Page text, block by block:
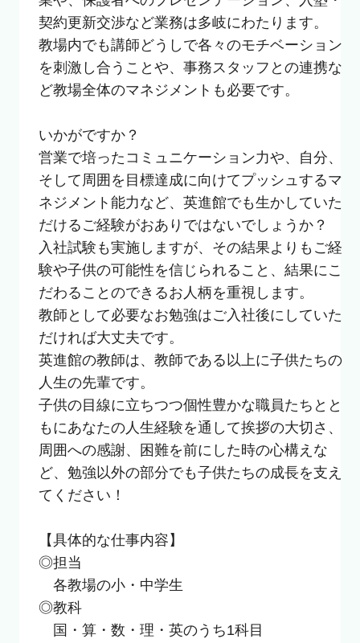
契約更新交渉など業務は多岐にわたります。
教場内でも講師どうしで各々のモチベーション
を刺激し合うことや、事務スタッフとの連携な
ど教場全体のマネジメントも必要です。
いかがですか？
営業で培ったコミュニケーション力や、自分、
そして周囲を目標達成に向けてプッシュするマ
ネジメント能力など、英進館でも生かしていた
だけるご経験がおありではないでしょうか？
入社試験も実施しますが、その結果よりもご経
験や子供の可能性を信じられること、結果にこ
だわることのできるお人柄を重視します。
教師として必要なお勉強はご入社後にしていた
だければ大丈夫です。
英進館の教師は、教師である以上に子供たちの
人生の先輩です。
子供の目線に立ちつつ個性豊かな職員たちとと
もにあなたの人生経験を通して挨拶の大切さ、
周囲への感謝、困難を前にした時の心構えな
ど、勉強以外の部分でも子供たちの成長を支え
てください！
【具体的な仕事内容】
◎担当
各教場の小・中学生
◎教科
国・算・数・理・英のうち1科目